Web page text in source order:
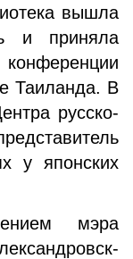
вышла
и приняла
Таиланда. В
русско-
у японских
мэра